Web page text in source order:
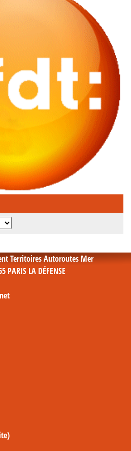
Territoires Autoroutes Mer
PARIS LA DÉFENSE